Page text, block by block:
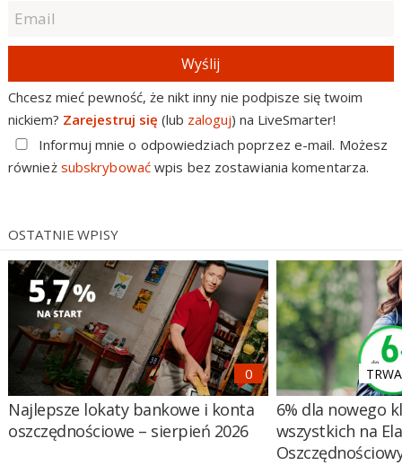
Wyślij
Chcesz mieć pewność, że nikt inny nie podpisze się twoim
nickiem? Zarejestruj się (lub zaloguj) na LiveSmarter!
Informuj mnie o odpowiedziach poprzez e-mail. Możesz
również subskrybowaćwpis bez zostawiania komentarza.
OSTATNIE WPISY
Najlepsze lokaty bankowe i konta
oszczędnościowe – sierpień 2026
6% dla nowego
wszystkich na